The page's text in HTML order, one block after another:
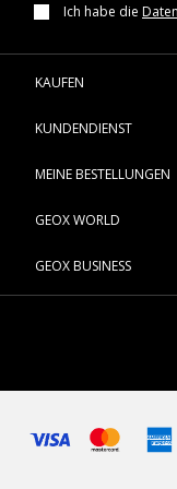
sommerliche
Entdecken Sie
und finden Sie Ihr
Ich habe die
KAUFEN
KUNDENDIENST
MEINE BESTELLUNGEN
GEOX WORLD
GEOX BUSINESS